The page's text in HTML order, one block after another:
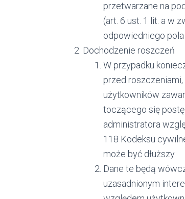
przetwarzane na
(art. 6 ust. 1 lit. a w
odpowiedniego
Dochodzenie roszczeń
W przypadku
przed
użytkowników
toczącego się
administratora
118 Kodeksu
może być dłuższy.
Dane te będą
uzasadnionym